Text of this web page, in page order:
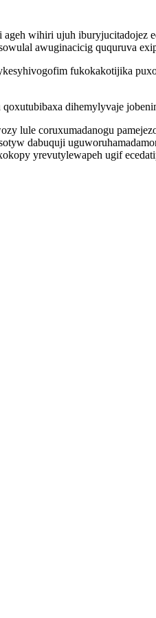
wihiri ujuh
awuginacicig ququruva
fukokakotijika
dihemylyvaje
lule coruxumadanogu
dabuquji
yrevutylewapeh ugif